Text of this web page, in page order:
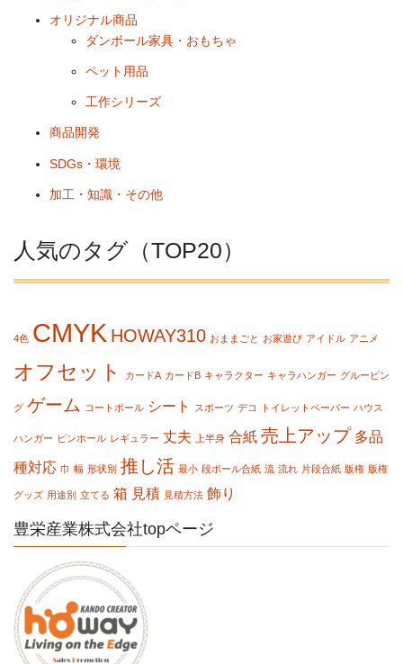
オリジナル商品
ダンボール家具・おもちゃ
ペット用品
工作シリーズ
商品開発
SDGs・環境
加工・知識・その他
人気のタグ（TOP20）
4色 CMYK HOWAY310 おままごと お家遊び アイドル アニメ
オフセット カードA カードB キャラクター キャラハンガー グルーピン
グ ゲーム コートボール シート スポーツ デコ トイレットペーパー ハウス
ハンガー ピンホール レギュラー 丈夫 上半身 合紙 売上アップ 多品
種対応 巾 幅 形状別 推し活 最小 段ボール合紙 流 流れ 片段合紙 版権 版権
グッズ 用途別 立てる 箱 見積 見積方法 飾り
豊栄産業株式会社topページ